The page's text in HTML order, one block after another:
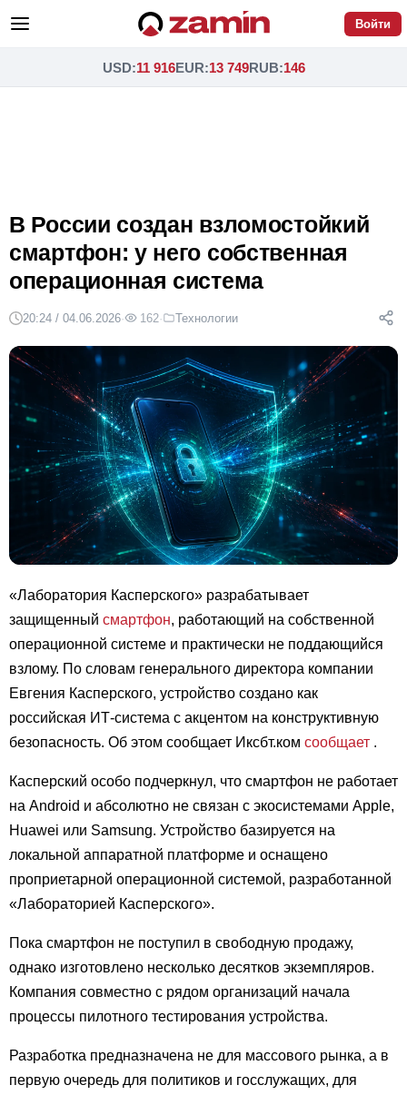
Войти
USD:11 916EUR:13 749RUB:146
В России создан взломостойкий
смартфон: у него собственная
операционная система
20:24 / 04.06.2026· 162· Технологии
«Лаборатория Касперского» разрабатывает
защищенный смартфон, работающий на собственной
операционной системе и практически не поддающийся
взлому. По словам генерального директора компании
Евгения Касперского, устройство создано как
российская ИТ-система с акцентом на конструктивную
безопасность. Об этом сообщает Иксбт.ком сообщает .
Касперский особо подчеркнул, что смартфон не работает
на Android и абсолютно не связан с экосистемами Apple,
Huawei или Samsung. Устройство базируется на
локальной аппаратной платформе и оснащено
проприетарной операционной системой, разработанной
«Лабораторией Касперского».
Пока смартфон не поступил в свободную продажу,
однако изготовлено несколько десятков экземпляров.
Компания совместно с рядом организаций начала
процессы пилотного тестирования устройства.
Разработка предназначена не для массового рынка, а в
первую очередь для политиков и госслужащих, для